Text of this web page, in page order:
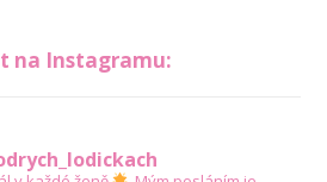
na Instagramu: